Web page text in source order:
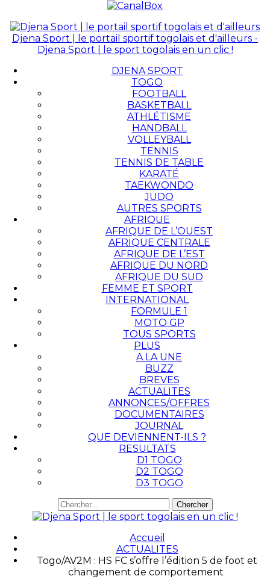
Djena Sport | le portail sportif togolais et d'ailleurs -
Djena Sport | le sport togolais en un clic !
DJENA SPORT
TOGO
FOOTBALL
BASKETBALL
ATHLÉTISME
HANDBALL
VOLLEYBALL
TENNIS
TENNIS DE TABLE
KARATÉ
TAEKWONDO
JUDO
AUTRES SPORTS
AFRIQUE
AFRIQUE DE L’OUEST
AFRIQUE CENTRALE
AFRIQUE DE L’EST
AFRIQUE DU NORD
AFRIQUE DU SUD
FEMME ET SPORT
INTERNATIONAL
FORMULE 1
MOTO GP
TOUS SPORTS
PLUS
A LA UNE
BUZZ
BREVES
ACTUALITES
ANNONCES/OFFRES
DOCUMENTAIRES
JOURNAL
QUE DEVIENNENT-ILS ?
RESULTATS
D1 TOGO
D2 TOGO
D3 TOGO
Accueil
ACTUALITES
Togo/AV2M : HS FC s’offre l’édition 5 de foot et
changement de comportement